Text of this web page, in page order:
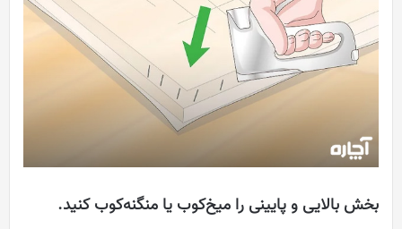
بخش بالایی و پایینی را میخ‌کوب یا منگنه‌کوب کنید.